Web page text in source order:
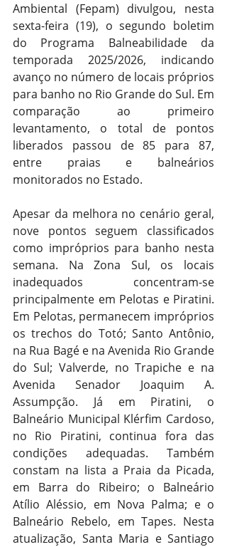
Ambiental (Fepam) divulgou, nesta
sexta-feira (19), o segundo boletim
do Programa Balneabilidade da
temporada 2025/2026, indicando
avanço no número de locais próprios
para banho no Rio Grande do Sul. Em
comparação ao primeiro
levantamento, o total de pontos
liberados passou de 85 para 87,
entre praias e balneários
monitorados no Estado.
Apesar da melhora no cenário geral,
nove pontos seguem classificados
como impróprios para banho nesta
semana. Na Zona Sul, os locais
inadequados concentram-se
principalmente em Pelotas e Piratini.
Em Pelotas, permanecem impróprios
os trechos do Totó; Santo Antônio,
na Rua Bagé e na Avenida Rio Grande
do Sul; Valverde, no Trapiche e na
Avenida Senador Joaquim A.
Assumpção. Já em Piratini, o
Balneário Municipal Klérfim Cardoso,
no Rio Piratini, continua fora das
condições adequadas. Também
constam na lista a Praia da Picada,
em Barra do Ribeiro; o Balneário
Atílio Aléssio, em Nova Palma; e o
Balneário Rebelo, em Tapes. Nesta
atualização, Santa Maria e Santiago